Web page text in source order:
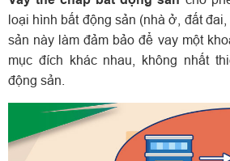
loại hình bất động sản (nhà ở, đất
sản này làm đảm bảo để vay một
mục đích khác nhau, không nhất
động sản.